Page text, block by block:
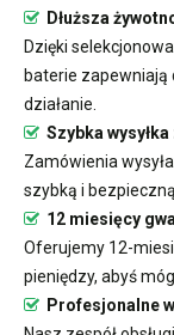
Dłuższa
Dzięki
baterie zapewniają
działanie.
Szybka
Zamówienia
szybką i
12 miesięcy
Oferujemy 12-
pieniędzy, abyś
Profesjonalne